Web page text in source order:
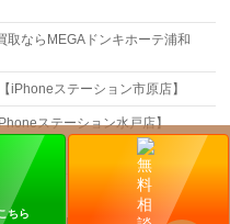
ちら
ならMEGAドンキホーテ浦和
iPhoneステーション市原店】
ステーション水戸店】